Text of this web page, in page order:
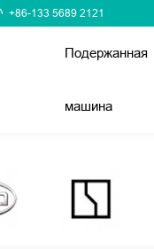
+86-133 5689 2121
Подержанная
машина